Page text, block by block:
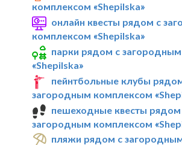
комплексом «Shepilska»
онлайн квесты рядом с
комплексом «Shepilska»
парки рядом с
«Shepilska»
пейнтбольные клубы
загородным комплексом
пешеходные квесты рядом
загородным комплексом
пляжи рядом с